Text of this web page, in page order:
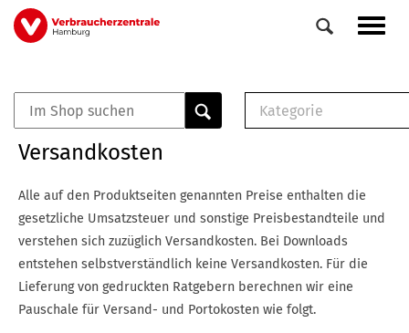
Direkt
zum
Veranstaltungen
0
Kategorie
E-Broschüre
Checklisten (PDF)
Broschüre
Buch
Versandkosten
Alle auf den Produktseiten genannten Preise enthalten die
gesetzliche Umsatzsteuer und sonstige Preisbestandteile und
verstehen sich zuzüglich Versandkosten. Bei Downloads
entstehen selbstverständlich keine Versandkosten. Für die
Lieferung von gedruckten Ratgebern berechnen wir eine
Pauschale für Versand- und Portokosten wie folgt.